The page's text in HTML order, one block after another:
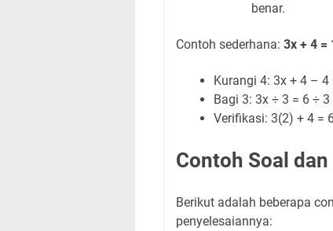
benar.
Contoh sederhana: 3x + 4 =
Kurangi 4: 3x + 4 –
Bagi 3: 3x ÷ 3 = 6 ÷
Verifikasi: 3(2) + 4 =
Contoh Soal
Berikut adalah beberapa
penyelesaiannya: